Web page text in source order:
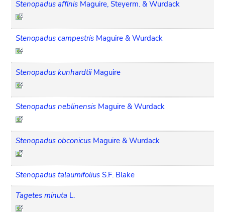
Stenopadus affinis Maguire, Steyerm. & Wurdack
Stenopadus campestris Maguire & Wurdack
Stenopadus kunhardtii Maguire
Stenopadus neblinensis Maguire & Wurdack
Stenopadus obconicus Maguire & Wurdack
Stenopadus talaumifolius S.F. Blake
Tagetes minuta L.